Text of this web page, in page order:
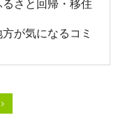
さと回帰・移住
気になるコミ